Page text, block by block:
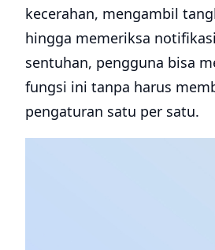
kecerahan, mengambil
hingga memeriksa
sentuhan, pengguna bisa
fungsi ini tanpa harus
pengaturan satu per satu.